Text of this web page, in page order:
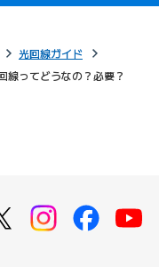
光回線ガイド
ってどうなの？必要？